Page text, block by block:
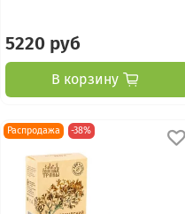
5220 руб
В корзину
Распродажа -38%